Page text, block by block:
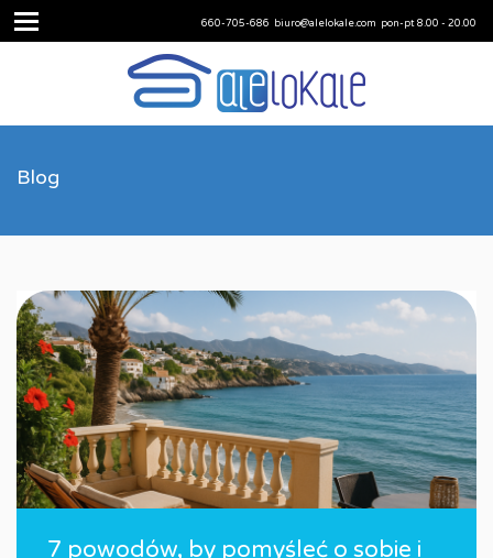
660-705-686 biuro@alelokale.com pon-pt 8.00 - 20.00
Blog
7 powodów, by pomyśleć o sobie i